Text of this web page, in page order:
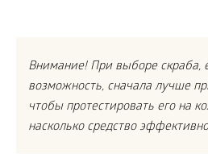
Внимание! При выборе скраба,
возможность, сначала лучше
чтобы протестировать его на
насколько средство